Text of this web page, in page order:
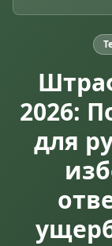
2026:
для